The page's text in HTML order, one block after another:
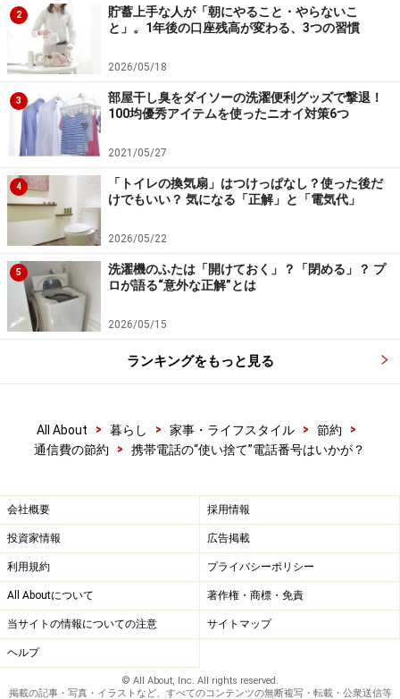
2
貯蓄上手な人が「朝にやること・やらないこ
と」。1年後の口座残高が変わる、3つの習慣
2026/05/18
3
部屋干し臭をダイソーの洗濯便利グッズで撃退！
100均優秀アイテムを使ったニオイ対策6つ
2021/05/27
4
「トイレの換気扇」はつけっぱなし？使った後だ
けでもいい？ 気になる「正解」と「電気代」
2026/05/22
5
洗濯機のふたは「開けておく」？「閉める」？ プ
ロが語る“意外な正解”とは
2026/05/15
ランキングをもっと見る
All About > 暮らし > 家事・ライフスタイル > 節約
>
通信費の節約
> 携帯電話の“使い捨て”電話番号はいかが？
会社概要 採用情報
投資家情報 広告掲載
利用規約 プライバシーポリシー
All Aboutについて 著作権・商標・免責
当サイトの情報についての注意 サイトマップ
ヘルプ
© All About, Inc. All rights reserved.
掲載の記事・写真・イラストなど、すべてのコンテンツの無断複写・転載・公衆送信等